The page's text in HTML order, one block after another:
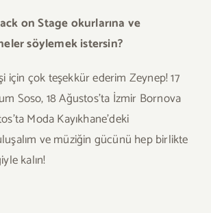
on Stage okurlarına ve
söylemek istersin?
için çok teşekkür ederim Zeynep! 17
Soso, 18 Ağustos’ta İzmir Bornova
Moda Kayıkhane’deki
ve müziğin gücünü hep birlikte
kalın!